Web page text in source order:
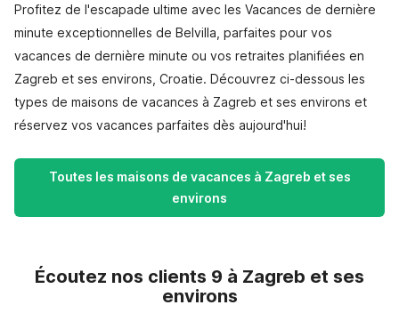
Profitez de l'escapade ultime avec les Vacances de dernière
minute exceptionnelles de Belvilla, parfaites pour vos
vacances de dernière minute ou vos retraites planifiées en
Zagreb et ses environs, Croatie. Découvrez ci-dessous les
types de maisons de vacances à Zagreb et ses environs et
réservez vos vacances parfaites dès aujourd'hui!
Toutes les maisons de vacances à Zagreb et ses
environs
Écoutez nos clients 9 à Zagreb et ses
environs